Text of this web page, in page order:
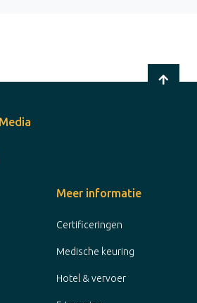
Meer informatie
Certificeringen
Medische keuring
Hotel & vervoer